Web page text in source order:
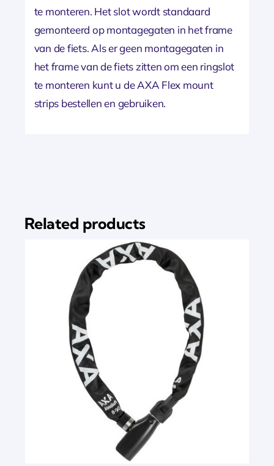
te monteren. Het slot wordt standaard
gemonteerd op montagegaten in het frame
van de fiets. Als er geen montagegaten in
het frame van de fiets zitten om een ringslot
te monteren kunt u de AXA Flex mount
strips bestellen en gebruiken.
Related products